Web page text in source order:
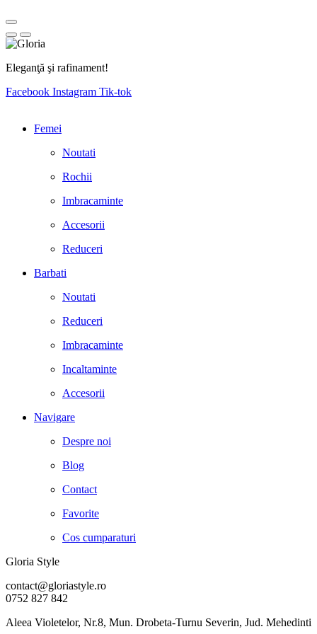
Eleganţă şi rafinament!
Facebook Instagram Tik-tok
Femei
Noutati
Rochii
Imbracaminte
Accesorii
Reduceri
Barbati
Noutati
Reduceri
Imbracaminte
Incaltaminte
Accesorii
Navigare
Despre noi
Blog
Contact
Favorite
Cos cumparaturi
Gloria Style
contact@gloriastyle.ro
0752 827 842
Aleea Violetelor, Nr.8, Mun. Drobeta-Turnu Severin, Jud. Mehedinti